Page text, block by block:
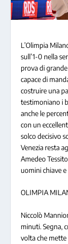
L’Olimpia
sull’1-0 nella
prova di
capace di
costruire una
testimoniano i
anche le
con un
solco decisivo
Venezia resta
Amedeo
uomini chiave
OLIMPIA
Niccolò
minuti. Segna,
volta che